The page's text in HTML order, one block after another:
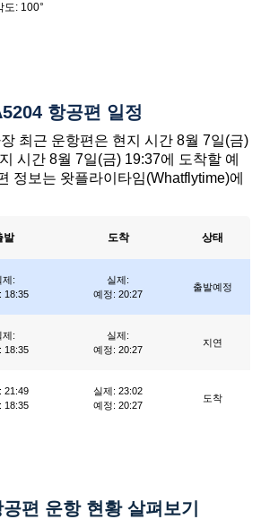
도: 100°
항공편 일정
최근 운항편은 현지 시간 8월 7일(금)
시간 8월 7일(금) 19:37에 도착할 예
정보는 왓플라이타임(Whatflytime)에
발 도착 상태
제:
18:35
실제:
예정: 20:27
출발예정
제:
18:35
실제:
예정: 20:27
지연
21:49
18:35
실제: 23:02
예정: 20:27
도착
편 운항 현황 살펴보기